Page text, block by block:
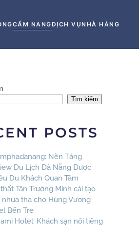
CẨM NANGDỊCH VỤNHÀ HÀNG
Tìm kiếm
POSTS
Nền Tảng
Du Lịch Đà Nẵng Được
Du Khách Quan Tâm
Tân Trường Minh cải tạo
nhựa thả cho Hùng Vương
Bến Tre
Hotel: Khách sạn nổi tiếng